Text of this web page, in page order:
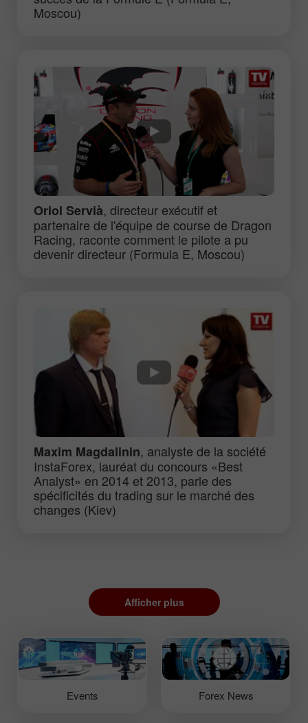
Moscou)
Oriol Servià, directeur exécutif et
partenaire de l'équipe de course de Dragon
Racing, raconte comment le pilote a pu
devenir directeur (Formula E, Moscou)
Maxim Magdalinin, analyste de la société
InstaForex, lauréat du concours «Best
Analyst» en 2014 et 2013, parle des
spécificités du trading sur le marché des
changes (Kiev)
Afficher plus
Events Forex News